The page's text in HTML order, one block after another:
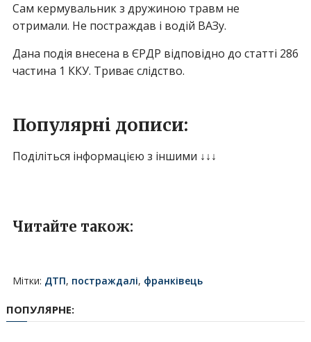
Сам кермувальник з дружиною травм не
отримали. Не постраждав і водій ВАЗу.
Дана подія внесена в ЄРДР відповідно до статті 286
частина 1 ККУ. Триває слідство.
Популярні дописи:
Поділіться інформацією з іншими ↓↓↓
Читайте також:
Мітки: ДТП, постраждалі, франківець
ПОПУЛЯРНЕ: